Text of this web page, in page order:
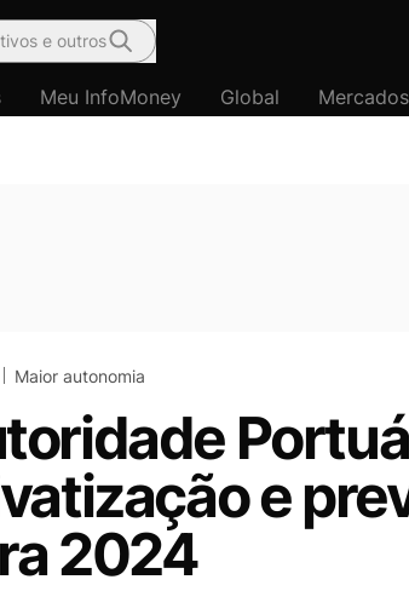
e outros
Meu InfoMoney Global Mercados
Maior autonomia
e
2024